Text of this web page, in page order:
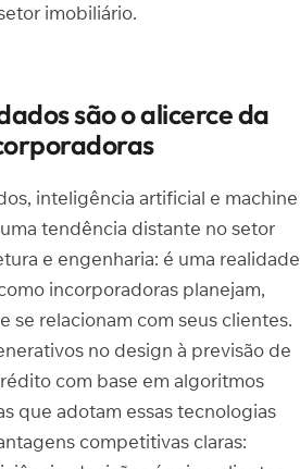
imobiliário.
são o alicerce da
inteligência artificial e machine
tendência distante no setor
e engenharia: é uma realidade
incorporadoras planejam,
se relacionam com seus clientes.
no design à previsão de
com base em algoritmos
que adotam essas tecnologias
competitivas claras: